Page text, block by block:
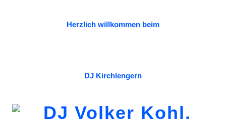
Herzlich willkommen beim
DJ Kirchlengern